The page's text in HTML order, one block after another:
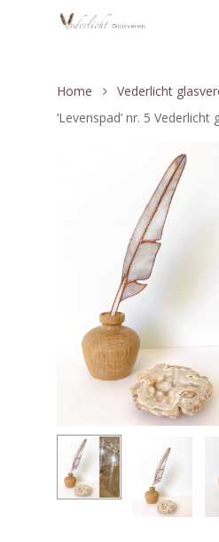
Hit enter to search or ESC to
Home Vederlicht
‘Levenspad’ nr. 5 Vederlicht